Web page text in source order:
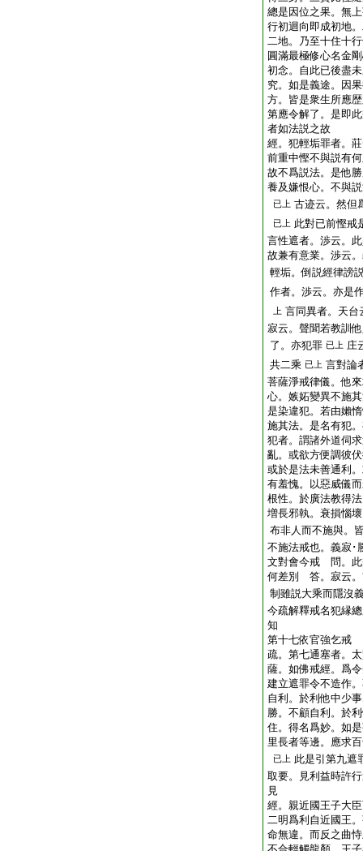
總是因位之果。無
行初迴向即成初地
二地。乃至十住十
圓滿最極修心名金
初念。自此已後盡
究。如是義途。因
方。皆是衆生所應
第應令解了。是即
者如法説之故
經。犯輕垢罪者。
前重中慳不與説有
故不爲説法。是他
養及嫌恨心。不與
已上 古迹云。然但
已上 此對已前慳戒
言性遮者。渉云。
故兼有意業。渉云
輕垢。倒説經律謗
作者。渉云。亦是
上 言同異者。天台
寂云。聲聞若教訓
了。亦犯罪 已上 庄
共二乘 已上 言對論
菩薩淨戒律儀。他
心。嫉妬變異不施
是染違犯。若由嬾
施其法。是名有犯
犯者。謂諸外道伺
亂。或欲方便調彼
或於是法未善通利
有羞愧。以惡威儀
根性。於廣法教得
増長邪執。衰損惱
布非人而不施與。
不施法戒也。義寂･
文對會今戒 問。此
何差別 答。寂云。
制雖説大乘而隱沒
今疏解釋戒名犯縁
知
第十七依官強乞戒
疏。第七通塞者。
薩。如佛戒經。爲
建立遮罪令不造作
自利。於利他中少
勝。不顧自利。於
住。得名爲妙。如
里長者等邊。應求
已上 此是引第九遮
取要。見利益時許
見
經。親近國王子大
二明爲利自近國王
命無違。而反之曲